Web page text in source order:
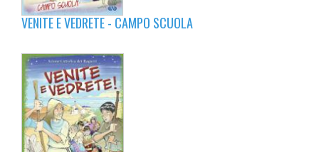
VENITE E VEDRETE - CAMPO SCUOLA